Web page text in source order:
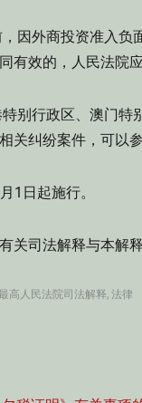
外商投资准入负
有效的，人民法院应
行政区、澳门特
关纠纷案件，可以
日起施行。
司法解释与本解释
最高人民法院司法解释, 法律